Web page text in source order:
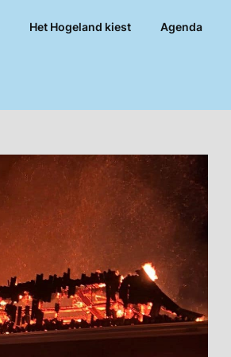
Het Hogeland kiest Agenda